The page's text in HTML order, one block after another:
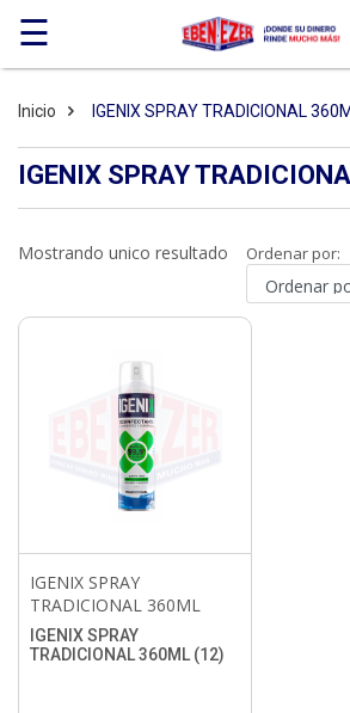
☰
Inicio IGENIX SPRAY TRADICIONAL
IGENIX SPRAY
Mostrando unico resultado Ordenar por:
IGENIX SPRAY
TRADICIONAL 360ML
IGENIX SPRAY
TRADICIONAL 360ML (12)